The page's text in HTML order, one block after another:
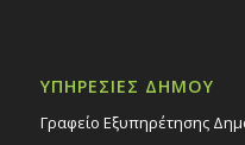
ΥΠΗΡΕΣΙΕΣ ΔΗΜΟΥ
Γραφείο Εξυπηρέτησης